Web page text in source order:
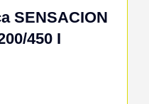
SENSACION
450 I